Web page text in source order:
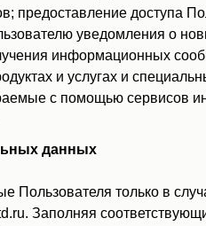
предоставление доступа
уведомления о
информационных
и услугах и
с помощью сервисов
данных
только в
Заполняя